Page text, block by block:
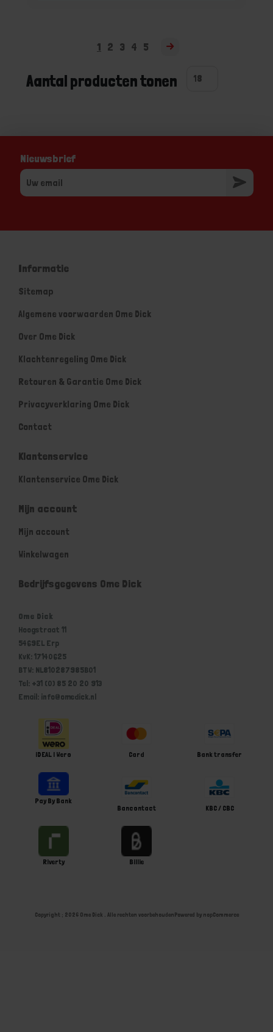
1 2 3 4 5
Aantal producten tonen
Nieuwsbrief
Informatie
Sitemap
Algemene voorwaarden Ome Dick
Over Ome Dick
Klachtenregeling Ome Dick
Retouren & Garantie Ome Dick
Privacyverklaring Ome Dick
Contact
Klantenservice
Klantenservice Ome Dick
Mijn account
Mijn account
Winkelwagen
Bedrijfsgegevens Ome Dick
Ome Dick
Hoogstraat 11
5469EL Erp
KvK: 17140625
BTW: NL810287985B01
Tel: +31 (0) 85 20 20 913
Email: info@omedick.nl
iDEAL | Wero Card Bank transfer
Pay By Bank
Bancontact
KBC / CBC
Riverty Billie
Copyright ; 2026 Ome Dick . Alle rechten voorbehoudenPowered by nopCommerce